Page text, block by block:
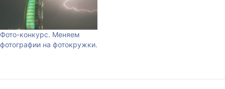
Фото-конкурс. Меняем
фотографии на фотокружки.